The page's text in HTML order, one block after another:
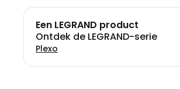
Een LEGRAND product
Ontdek de LEGRAND-serie
Plexo